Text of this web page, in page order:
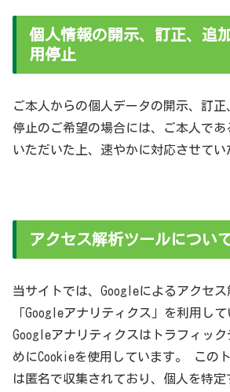
個人情報の開示、訂正、追
用停止
ご本人からの個人データの開示、訂正
停止のご希望の場合には、ご本人で
いただいた上、速やかに対応させて
アクセス解析ツールについ
当サイトでは、Googleによるアクセ
「Googleアナリティクス」を利用し
Googleアナリティクスはトラフィッ
めにCookieを使用しています。 この
は匿名で収集されており、個人を特